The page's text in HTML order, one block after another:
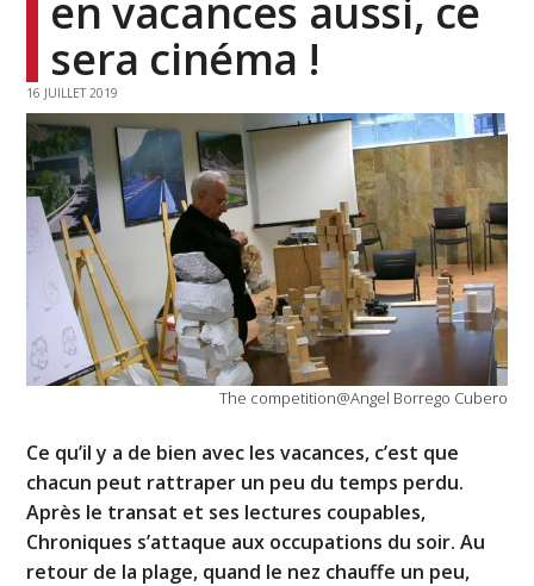
en vacances aussi, ce
sera cinéma !
16 JUILLET 2019
The competition@Angel Borrego Cubero
Ce qu’il y a de bien avec les vacances, c’est que
chacun peut rattraper un peu du temps perdu.
Après le transat et ses lectures coupables,
Chroniques s’attaque aux occupations du soir. Au
retour de la plage, quand le nez chauffe un peu,